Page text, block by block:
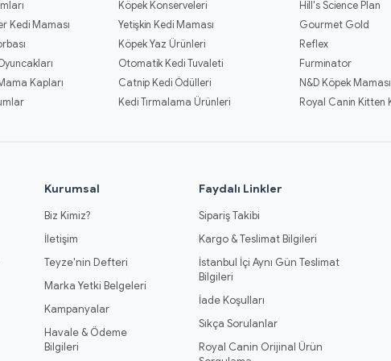
Köpek Konserveleri
Kedi Maması
Yetişkin Kedi Maması
Köpek Yaz Ürünleri
Otomatik Kedi Tuvaleti
Kapları
Catnip Kedi Ödülleri
Kedi Tırmalama Ürünleri
Hill's Science Plan
Gourmet Gold
Reflex
Furminator
N&D Köpek Maması
Kurumsal
Biz Kimiz?
İletişim
Teyze'nin Defteri
Marka Yetki Belgeleri
Kampanyalar
Havale & Ödeme
Bilgileri
Faydalı Linkler
Sipariş Takibi
Kargo & Teslimat Bilgileri
İstanbul İçi Aynı Gün Teslimat
Bilgileri
İade Koşulları
Sıkça Sorulanlar
Royal Canin Orijinal Ürün